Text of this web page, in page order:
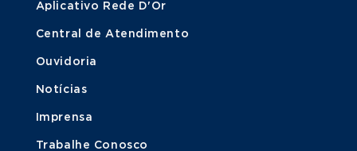
Aplicativo Rede D'Or
Central de Atendimento
Ouvidoria
Notícias
Imprensa
Trabalhe Conosco